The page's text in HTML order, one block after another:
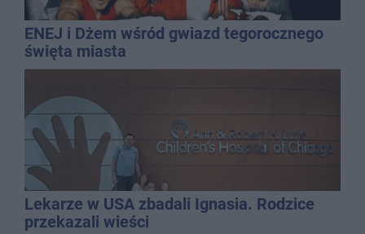
ENEJ i Dżem wśród gwiazd tegorocznego
święta miasta
Lekarze w USA zbadali Ignasia. Rodzice
przekazali wieści